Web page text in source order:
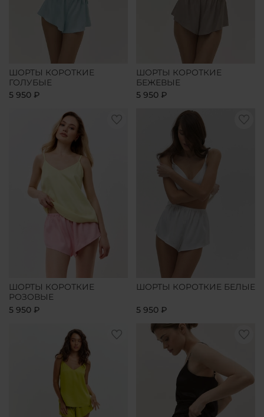
ШОРТЫ КОРОТКИЕ
ГОЛУБЫЕ
5 950 ₽
ШОРТЫ КОРОТКИЕ
БЕЖЕВЫЕ
5 950 ₽
ШОРТЫ КОРОТКИЕ
РОЗОВЫЕ
5 950 ₽
ШОРТЫ КОРОТКИЕ БЕЛЫЕ
5 950 ₽